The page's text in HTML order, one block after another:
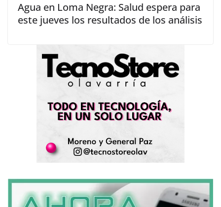
Agua en Loma Negra: Salud espera para
este jueves los resultados de los análisis